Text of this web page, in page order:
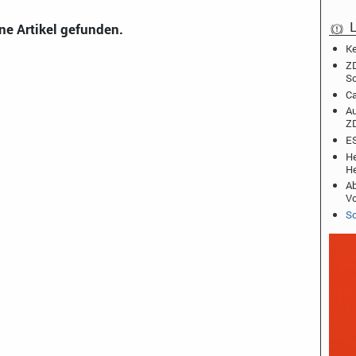
Artikel gefunden.